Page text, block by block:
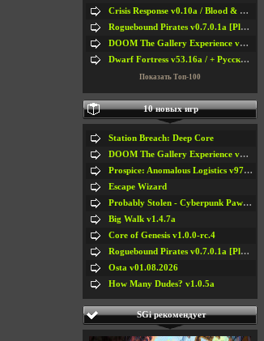
Crisis Response v0.10a / Blood & Bullet
Roguebound Pirates v0.7.0.1a [Playtest]
DOOM The Gallery Experience v1.4.2
Dwarf Fortress v53.16a / + Русская Версия v50.12a
Показать Топ-100
10 новых игр
Station Breach: Deep Core
DOOM The Gallery Experience v1.4.2
Prospice: Anomalous Logistics v97 [Playtest]
Escape Wizard
Probably Stolen - Cyberpunk Pawnshop Simulator v048c [Playtest]
Big Walk v1.4.7a
Core of Genesis v1.0.0-rc.4
Roguebound Pirates v0.7.0.1a [Playtest]
Osta v01.08.2026
How Many Dudes? v1.0.5a
SGi рекомендует